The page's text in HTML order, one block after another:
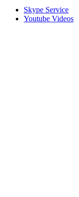
Skype Service
Youtube Videos